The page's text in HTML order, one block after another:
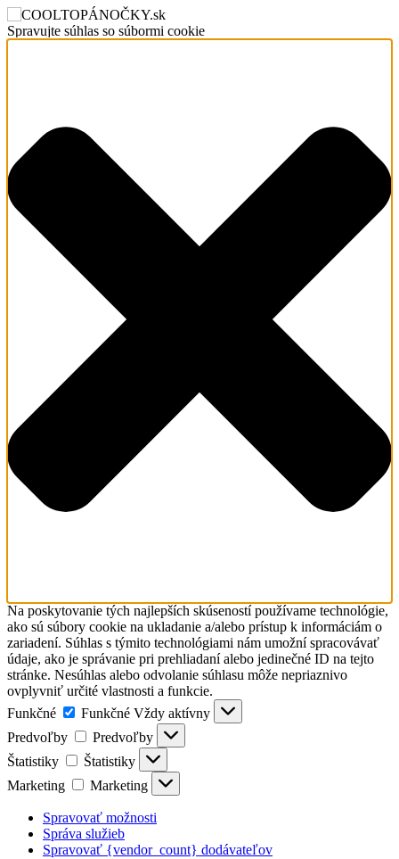
Spravujte súhlas so súbormi cookie
Na poskytovanie tých najlepších skúseností používame technológie,
ako sú súbory cookie na ukladanie a/alebo prístup k informáciám o
zariadení. Súhlas s týmito technológiami nám umožní spracovávať
údaje, ako je správanie pri prehliadaní alebo jedinečné ID na tejto
stránke. Nesúhlas alebo odvolanie súhlasu môže nepriaznivo
ovplyvniť určité vlastnosti a funkcie.
Funkčné
Funkčné Vždy aktívny
Predvoľby
Predvoľby
Štatistiky
Štatistiky
Marketing
Marketing
Spravovať možnosti
Správa služieb
Spravovať {vendor_count} dodávateľov